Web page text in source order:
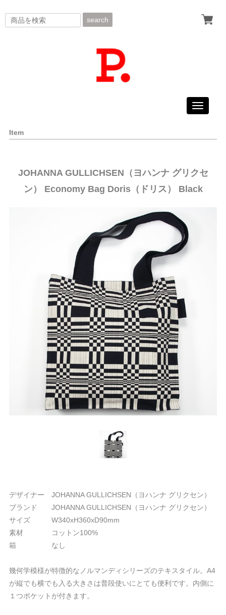
search
Toggle
Item
JOHANNA GULLICHSEN（ヨハンナ グリクセ
ン） Economy Bag Doris（ドリス） Black
デザイナー JOHANNA GULLICHSEN（ヨハンナ グリクセン）
ブランド JOHANNA GULLICHSEN（ヨハンナ グリクセン）
サイズ W340xH360xD90mm
素材 コットン100%
箱 なし
幾何学模様が特徴的なノルマンディシリーズのテキスタイル。A4
が縦でも横でも入る大きさは普段使いにとても便利です。内側に
１つポケットが付きます。